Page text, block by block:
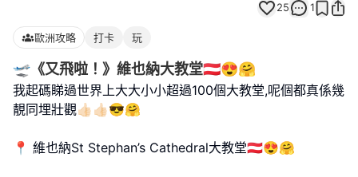
25 1
歐洲攻略 打卡 玩
🛫《又飛啦！》維也納大教堂🇦🇹😍🤗
我起碼睇過世界上大大小小超過100個大教堂,呢個都真係幾
靚同埋壯觀👍🏻👍🏻😎🤗
📍 維也納St Stephan’s Cathedral大教堂🇦🇹😍🤗